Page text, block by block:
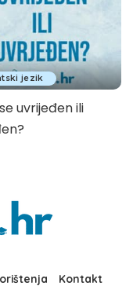
jezik
uvrijeđen ili
Kontakt